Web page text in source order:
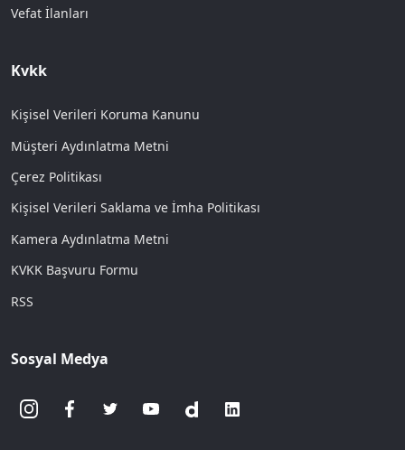
Vefat İlanları
Kvkk
Kişisel Verileri Koruma Kanunu
Müşteri Aydınlatma Metni
Çerez Politikası
Kişisel Verileri Saklama ve İmha Politikası
Kamera Aydınlatma Metni
KVKK Başvuru Formu
RSS
Sosyal Medya